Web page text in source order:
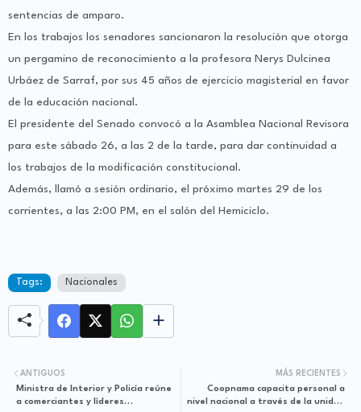
sentencias de amparo.
En los trabajos los senadores sancionaron la resolución que otorga
un pergamino de reconocimiento a la profesora Nerys Dulcinea
Urbáez de Sarraf, por sus 45 años de ejercicio magisterial en favor
de la educación nacional.
El presidente del Senado convocó a la Asamblea Nacional Revisora
para este sábado 26, a las 2 de la tarde, para dar continuidad a
los trabajos de la modificación constitucional.
Además, llamó a sesión ordinario, el próximo martes 29 de los
corrientes, a las 2:00 PM, en el salón del Hemiciclo.
Tags: Nacionales
MÁS RECIENTES
Coopnama capacita personal a
nivel nacional a través de la unidad
ANTIGUOS
Ministra de Interior y Policía reúne
a comerciantes y líderes